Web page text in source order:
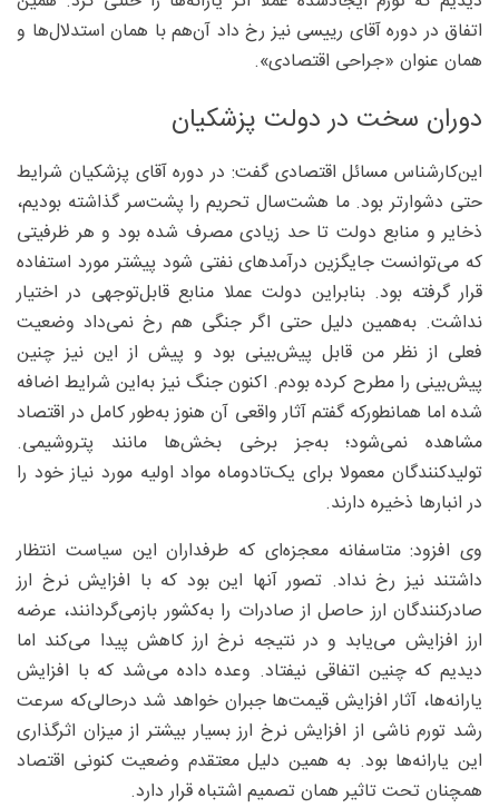
اتفاق در دوره آقای رییسی نیز رخ داد آن‌هم با همان استدلال‌ها و
همان عنوان «جراحی اقتصادی».
دوران سخت در دولت پزشکیان
این‌کارشناس مسائل اقتصادی گفت: در دوره آقای پزشکیان شرایط
حتی دشوارتر بود. ما هشت‌سال تحریم را پشت‌سر گذاشته بودیم،
ذخایر و منابع دولت تا حد زیادی مصرف شده بود و هر ظرفیتی
که می‌توانست جایگزین درآمدهای نفتی شود پیشتر مورد استفاده
قرار گرفته بود. بنابراین دولت عملا منابع قابل‌توجهی در اختیار
نداشت. به‌همین دلیل حتی اگر جنگی هم رخ نمی‌داد وضعیت
فعلی از نظر من قابل پیش‌بینی بود و پیش از این نیز چنین
پیش‌بینی‌ را مطرح کرده بودم. اکنون جنگ نیز به‌این شرایط اضافه
شده اما همانطورکه گفتم آثار واقعی آن هنوز به‌طور کامل در اقتصاد
مشاهده نمی‌شود؛ به‌جز برخی بخش‌ها مانند پتروشیمی.
تولیدکنندگان معمولا برای یک‌تادوماه مواد اولیه مورد نیاز خود را
در انبارها ذخیره دارند.
وی افزود: متاسفانه معجزه‌ای که طرفداران این سیاست انتظار
داشتند نیز رخ نداد. تصور آنها این بود که با افزایش نرخ ارز
صادرکنندگان ارز حاصل از صادرات را به‌کشور بازمی‌گردانند، عرضه
ارز افزایش می‌یابد و در نتیجه نرخ ارز کاهش پیدا می‌کند اما
دیدیم که چنین اتفاقی نیفتاد. وعده داده می‌شد که با افزایش
یارانه‌ها، آثار افزایش قیمت‌ها جبران خواهد شد درحالی‌که سرعت
رشد تورم ناشی از افزایش نرخ ارز بسیار بیشتر از میزان اثرگذاری
این یارانه‌ها بود. به همین دلیل معتقدم وضعیت کنونی اقتصاد
همچنان تحت تاثیر همان تصمیم اشتباه قرار دارد.